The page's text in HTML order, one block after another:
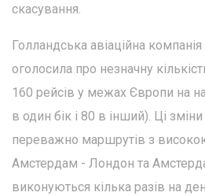
скасування.
Голландська авіаційна
оголосила про незначну
160 рейсів у межах Європи на
в один бік і 80 в інший). Ці
переважно маршрутів з
Амстердам - Лондон та
виконуються кілька разів на